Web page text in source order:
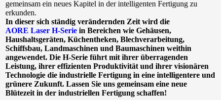
gemeinsam ein neues Kapitel in der intelligenten Fertigung zu
erkunden.
AORE Laser H-Serie in Bereichen wie Gehäusen,
Haushaltsgeräten, Küchentheken, Blechverarbeitung,
Schiffsbau, Landmaschinen und Baumaschinen weithin
angewendet. Die H-Serie führt mit ihrer überragenden
Leistung, ihrer effizienten Produktivität und ihrer visionären
Technologie die industrielle Fertigung in eine intelligentere und
grünere Zukunft. Lassen Sie uns gemeinsam eine neue
Blütezeit in der industriellen Fertigung schaffen!